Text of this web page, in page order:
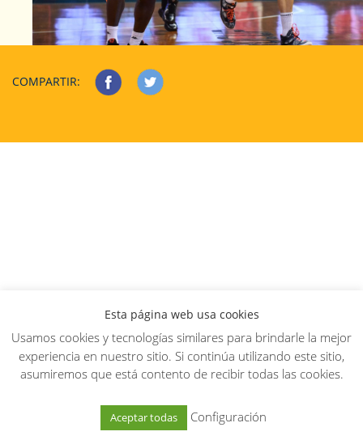
COMPARTIR:
Esta página web usa cookies
Usamos cookies y tecnologías similares para brindarle la mejor
experiencia en nuestro sitio. Si continúa utilizando este sitio,
asumiremos que está contento de recibir todas las cookies.
Aceptar todas Configuración